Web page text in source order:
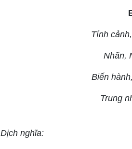
Tính
Nhãn,
Biến
Trung
Dịch nghĩa: